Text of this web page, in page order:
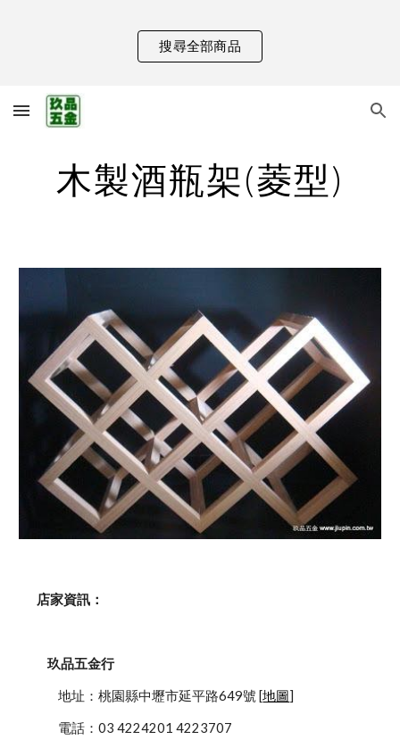
Skip to main content
搜尋全部商品
木製酒瓶架(菱型)
    店家資訊：
玖品五金行
            地址：桃園縣中壢市延平路649號 [
地圖]
            電話：03 4224201 4223707